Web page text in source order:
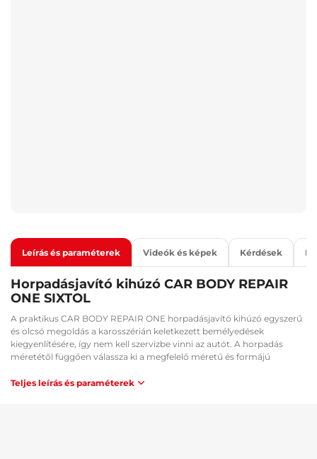
Leírás és paraméterek Videók és képek Kérdések
Horpadásjavító kihúzó CAR BODY REPAIR
ONE SIXTOL
A praktikus CAR BODY REPAIR ONE horpadásjavító kihúzó egyszerű
és olcsó megoldás a karosszérián keletkezett bemélyedések
kiegyenlítésére, így nem kell szervizbe vinni az autót. A horpadás
méretétől függően válassza ki a megfelelő méretű és formájú
A ragasztórúd színét a karosszéria színéhez igazíthatja. A
Teljes leírás és paraméterek